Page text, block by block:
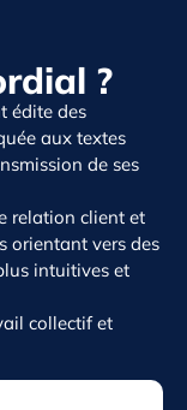
?
édite des
aux textes
de ses
relation client et
orientant vers des
intuitives et
collectif et